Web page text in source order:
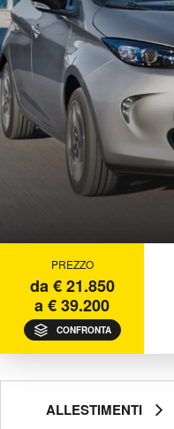
PREZZO
da € 21.850
a € 39.200
CONFRONTA
ALLESTIMENTI